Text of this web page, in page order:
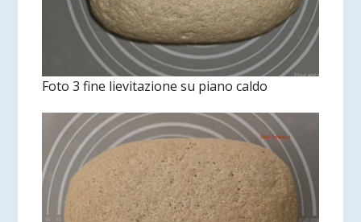
Foto 3 fine lievitazione su piano caldo